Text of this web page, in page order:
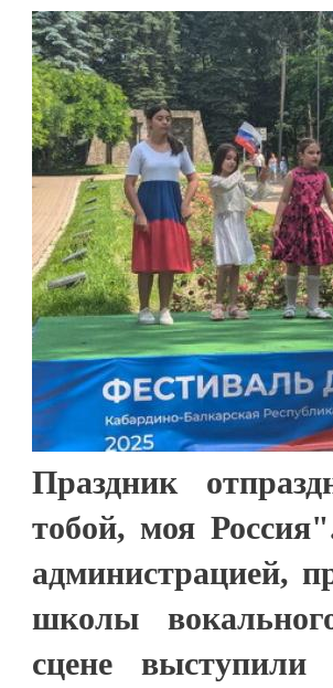
Праздник
тобой, моя
администрацией,
школы
сцене